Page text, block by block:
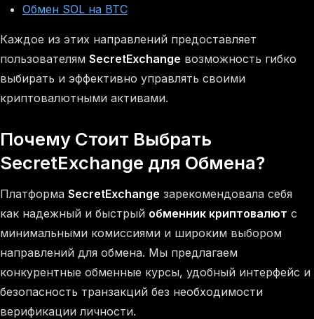
Обмен SOL на BTC
Каждое из этих направлений предоставляет
пользователям SecretExchange возможность гибко
выбирать и эффективно управлять своими
криптовалютными активами.
Почему Стоит Выбрать
SecretExchange для Обмена?
Платформа SecretExchange зарекомендовала себя
как надежный и быстрый обменник криптовалют с
минимальными комиссиями и широким выбором
направлений для обмена. Мы предлагаем
конкурентные обменные курсы, удобный интерфейс и
безопасность транзакций без необходимости
верификации личности.